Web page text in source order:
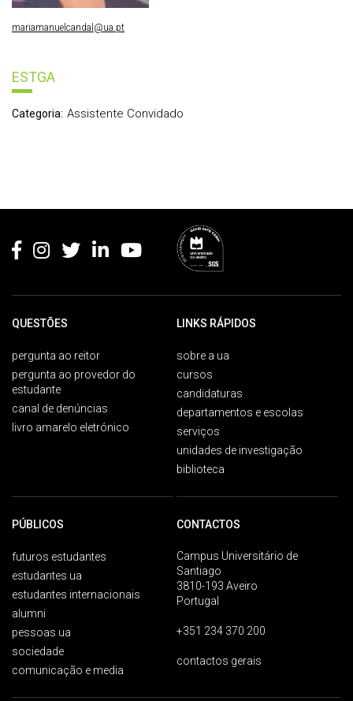
ESTGA
Categoria: Assistente Convidado
mariamanuelcandal@ua.pt
QUESTÕES
pergunta ao reitor
pergunta ao provedor do
estudante
canal de denúncias
livro amarelo eletrónico
LINKS RÁPIDOS
sobre a ua
cursos
candidaturas
departamentos e escolas
serviços
unidades de investigação
biblioteca
PÚBLICOS
futuros estudantes
estudantes ua
estudantes internacionais
alumni
pessoas ua
sociedade
comunicação e media
CONTACTOS
Campus Universitário de
Santiago
3810-193 Aveiro
Portugal
+351 234 370 200
contactos gerais